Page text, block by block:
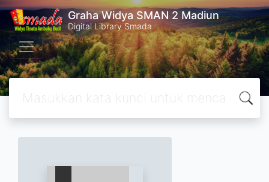
Graha Widya SMAN 2 Madiun
Digital Library Smada